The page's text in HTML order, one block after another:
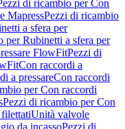
di ricambio per Con
MapressPezzi di ricambio
a sfera per
per Rubinetti a sfera per
FlowFitPezzi di
Con raccordi a
a pressareCon raccordi
per Con raccordi
Pezzi di ricambio per Con
Unità valvole
da incassoPezzi di